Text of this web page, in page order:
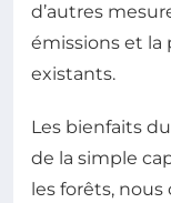
d’autres
émissions et la
existants.
Les bienfaits
de la simple
les forêts,